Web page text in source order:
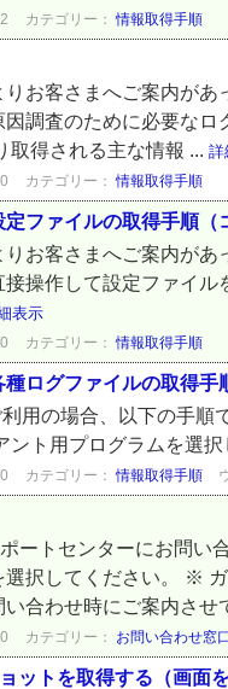
カテゴリー：情報取得手順
お客さまへご案内が
調査のために必要な
取得される主な情報 ... 詳
カテゴリー：情報取得手順
ファイルの取得手順
お客さまへご案内が
操作して設定ファイ
表示
カテゴリー：情報取得手順
ログファイルの取得
用の場合、以下の手順
ント用プログラムを選
カテゴリー：情報取得手順
ートセンターにお問い
選択してください。 ※
合わせ時にご案内さ
カテゴリー： お問い合わせ窓
ットを取得する（画面